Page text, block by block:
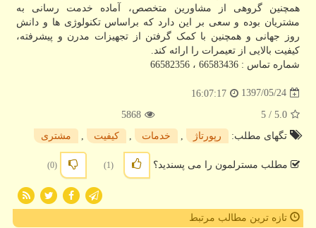
همچنین گروهی از مشاورین متخصص، آماده خدمت رسانی به
مشتریان بوده و سعی بر این دارد که براساس تکنولوژی ها و دانش
روز جهانی و همچنین با کمک گرفتن از تجهیزات مدرن و پیشرفته،
کیفیت بالایی از تعیمرات را ارائه کند.
شماره تماس : 66583436 ، 66582356
1397/05/24
16:07:17
5.0
/ 5
5868
تگهای مطلب:
رپورتاژ خدمات كیفیت مشتری
مطلب مسترلمون را می پسندید؟ (1)
(0)
تازه ترین مطالب مرتبط